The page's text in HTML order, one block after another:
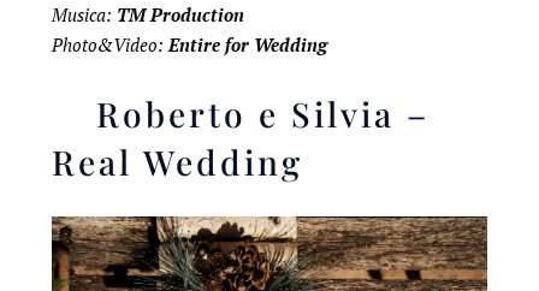
Musica: TM Production
Photo&Video: Entire for Wedding
Roberto e Silvia –
Real Wedding